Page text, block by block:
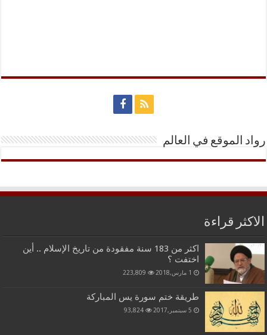
رواد الموقع في العالم
الاكثر قراءة
اكثر من 183 سنة مفقودة من تاريخ الإسلام .. أين
اختفت ؟
1 مارس,2018 223,809
طريقة ختم سورة يس المباركة
5 سبتمبر,2017 93,824